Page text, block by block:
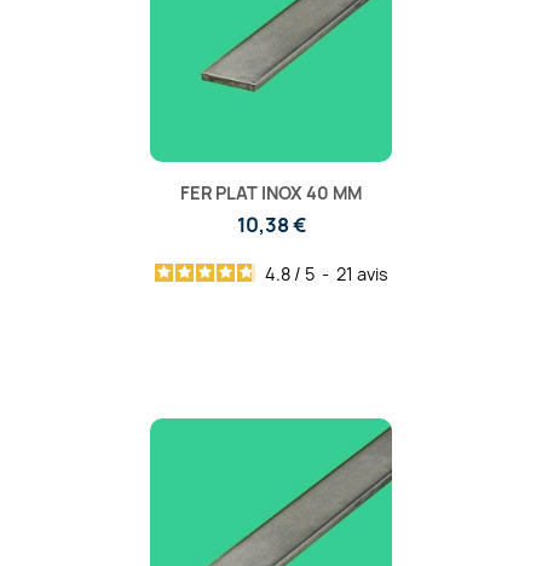
FER PLAT INOX 40 MM
10,38 €
4.8 / 5 - 21 avis